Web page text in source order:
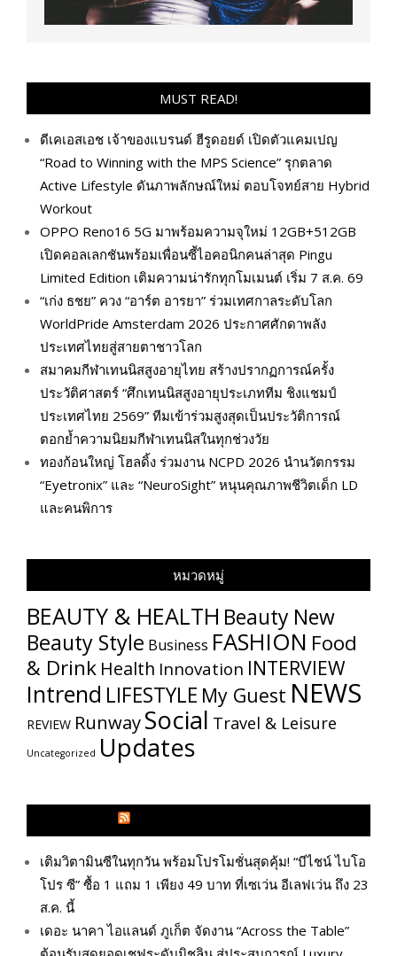
MUST READ!
ดีเคเอสเอช เจ้าของแบรนด์ ฮีรูดอยด์ เปิดตัวแคมเปญ
“Road to Winning with the MPS Science” รุกตลาด
Active Lifestyle ดันภาพลักษณ์ใหม่ ตอบโจทย์สาย Hybrid
Workout
OPPO Reno16 5G มาพร้อมความจุใหม่ 12GB+512GB
เปิดคอลเลกชันพร้อมเพื่อนซี้ไอคอนิกคนล่าสุด Pingu
Limited Edition เติมความน่ารักทุกโมเมนต์ เริ่ม 7 ส.ค. 69
“เก่ง ธชย” ควง “อาร์ต อารยา” ร่วมเทศกาลระดับโลก
WorldPride Amsterdam 2026 ประกาศศักดาพลัง
ประเทศไทยสู่สายตาชาวโลก
สมาคมกีฬาเทนนิสสูงอายุไทย สร้างปรากฏการณ์ครั้ง
ประวัติศาสตร์ “ศึกเทนนิสสูงอายุประเภททีม ชิงแชมป์
ประเทศไทย 2569” ทีมเข้าร่วมสูงสุดเป็นประวัติการณ์
ตอกย้ำความนิยมกีฬาเทนนิสในทุกช่วงวัย
ทองก้อนใหญ่ โฮลดิ้ง ร่วมงาน NCPD 2026 นำนวัตกรรม
“Eyetronix” และ “NeuroSight” หนุนคุณภาพชีวิตเด็ก LD
และคนพิการ
หมวดหมู่
BEAUTY & HEALTH Beauty New
Beauty Style Business FASHION Food
& Drink Health Innovation INTERVIEW
Intrend LIFESTYLE My​ Guest NEWS
REVIEW RunwaySocial Travel & Leisure
Uncategorized Updates
เติมวิตามินซีในทุกวัน พร้อมโปรโมชั่นสุดคุ้ม! “บีไชน์ ไบโอ
โปร ซี” ซื้อ 1 แถม 1 เพียง 49 บาท ที่เซเว่น อีเลฟเว่น ถึง 23
ส.ค. นี้
เดอะ นาคา ไอแลนด์ ภูเก็ต จัดงาน “Across the Table”